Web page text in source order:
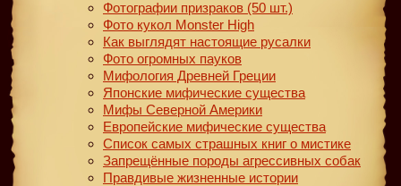
Фотографии призраков (50 шт.)
Фото кукол Monster High
Как выглядят настоящие русалки
Фото огромных пауков
Мифология Древней Греции
Японские мифические существа
Мифы Северной Америки
Европейские мифические существа
Список самых страшных книг о мистике
Запрещённые породы агрессивных собак
Правдивые жизненные истории